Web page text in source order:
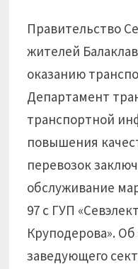
Правительство
жителей
оказанию
Департамент
транспортной
повышения
перевозок
обслуживание
97 с ГУП
Круподерова».
заведующего